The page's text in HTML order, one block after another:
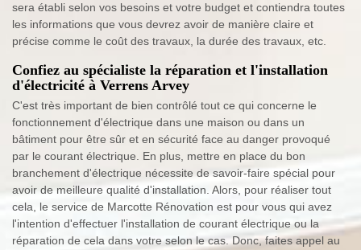
sera établi selon vos besoins et votre budget et contiendra toutes
les informations que vous devrez avoir de manière claire et
précise comme le coût des travaux, la durée des travaux, etc.
Confiez au spécialiste la réparation et l'installation
d'électricité à Verrens Arvey
C'est très important de bien contrôlé tout ce qui concerne le
fonctionnement d'électrique dans une maison ou dans un
bâtiment pour être sûr et en sécurité face au danger provoqué
par le courant électrique. En plus, mettre en place du bon
branchement d'électrique nécessite de savoir-faire spécial pour
avoir de meilleure qualité d'installation. Alors, pour réaliser tout
cela, le service de Marcotte Rénovation est pour vous qui avez
l'intention d'effectuer l'installation de courant électrique ou la
réparation de cela dans votre selon le cas. Donc, faites appel au